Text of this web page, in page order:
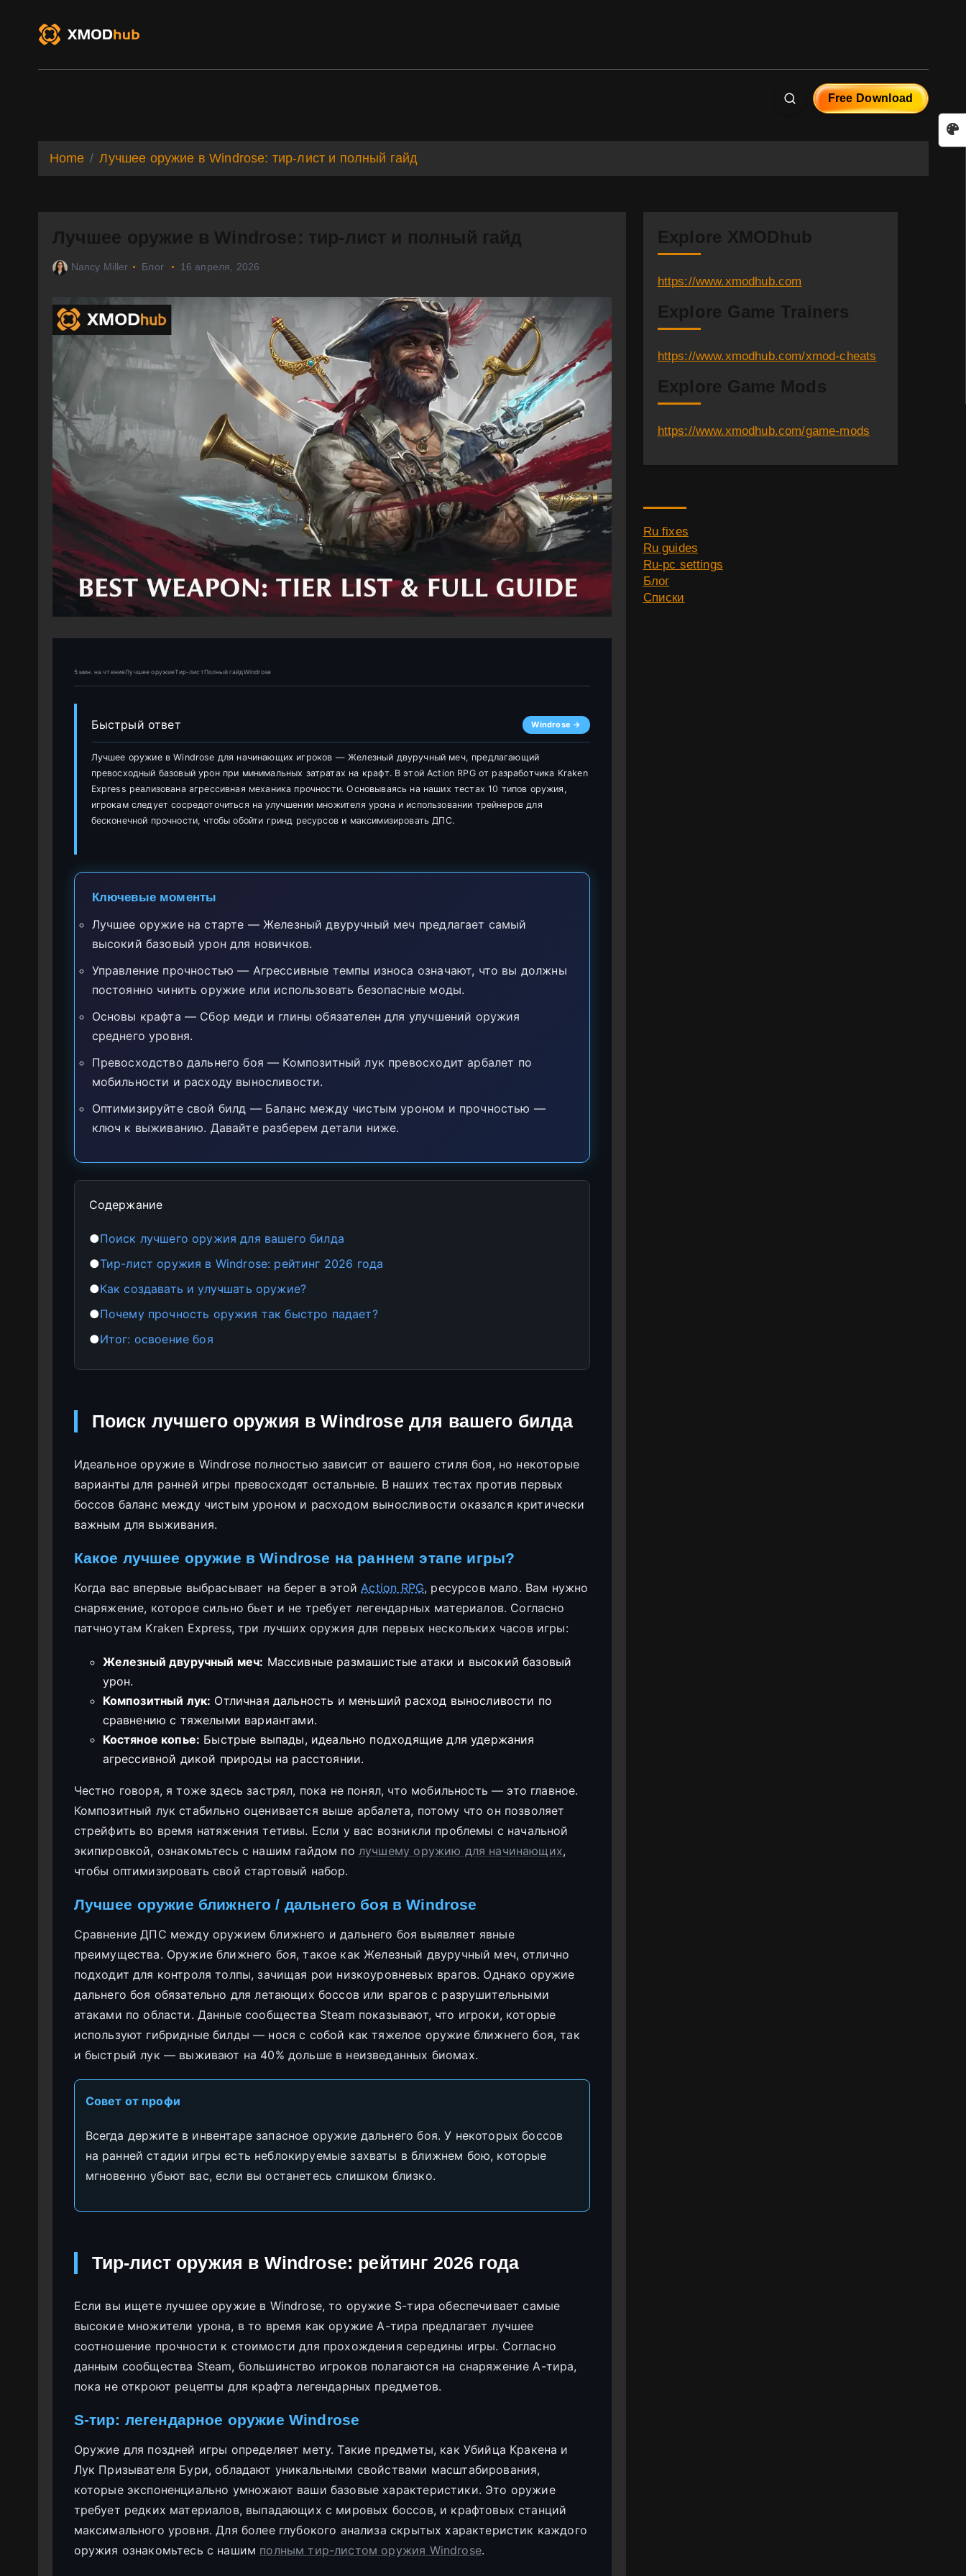
Free Download
Home Лучшее оружие в Windrose: тир-лист и полный гайд
Лучшее оружие в Windrose: тир-лист и полный гайд
Nancy Miller Блог 16 апреля, 2026
5 мин. на чтениеЛучшее оружиеТир-листПолный гайдWindrose
Быстрый ответ Windrose →
Лучшее оружие в Windrose для начинающих игроков — Железный двуручный меч, предлагающий
превосходный базовый урон при минимальных затратах на крафт. В этой Action RPG от разработчика Kraken
Express реализована агрессивная механика прочности. Основываясь на наших тестах 10 типов оружия,
игрокам следует сосредоточиться на улучшении множителя урона и использовании трейнеров для
бесконечной прочности, чтобы обойти гринд ресурсов и максимизировать ДПС.
Ключевые моменты
Лучшее оружие на старте — Железный двуручный меч предлагает самый
высокий базовый урон для новичков.
Управление прочностью — Агрессивные темпы износа означают, что вы должны
постоянно чинить оружие или использовать безопасные моды.
Основы крафта — Сбор меди и глины обязателен для улучшений оружия
среднего уровня.
Превосходство дальнего боя — Композитный лук превосходит арбалет по
мобильности и расходу выносливости.
Оптимизируйте свой билд — Баланс между чистым уроном и прочностью —
ключ к выживанию. Давайте разберем детали ниже.
Содержание
●Поиск лучшего оружия для вашего билда
●Тир-лист оружия в Windrose: рейтинг 2026 года
●Как создавать и улучшать оружие?
●Почему прочность оружия так быстро падает?
●Итог: освоение боя
Поиск лучшего оружия в Windrose для вашего билда
Идеальное оружие в Windrose полностью зависит от вашего стиля боя, но некоторые
варианты для ранней игры превосходят остальные. В наших тестах против первых
боссов баланс между чистым уроном и расходом выносливости оказался критически
важным для выживания.
Какое лучшее оружие в Windrose на раннем этапе игры?
Когда вас впервые выбрасывает на берег в этой Action RPG, ресурсов мало. Вам нужно
снаряжение, которое сильно бьет и не требует легендарных материалов. Согласно
патчноутам Kraken Express, три лучших оружия для первых нескольких часов игры:
Железный двуручный меч: Массивные размашистые атаки и высокий базовый
урон.
Композитный лук: Отличная дальность и меньший расход выносливости по
сравнению с тяжелыми вариантами.
Костяное копье: Быстрые выпады, идеально подходящие для удержания
агрессивной дикой природы на расстоянии.
Честно говоря, я тоже здесь застрял, пока не понял, что мобильность — это главное.
Композитный лук стабильно оценивается выше арбалета, потому что он позволяет
стрейфить во время натяжения тетивы. Если у вас возникли проблемы с начальной
экипировкой, ознакомьтесь с нашим гайдом по лучшему оружию для начинающих,
чтобы оптимизировать свой стартовый набор.
Лучшее оружие ближнего / дальнего боя в Windrose
Сравнение ДПС между оружием ближнего и дальнего боя выявляет явные
преимущества. Оружие ближнего боя, такое как Железный двуручный меч, отлично
подходит для контроля толпы, зачищая рои низкоуровневых врагов. Однако оружие
дальнего боя обязательно для летающих боссов или врагов с разрушительными
атаками по области. Данные сообщества Steam показывают, что игроки, которые
используют гибридные билды — нося с собой как тяжелое оружие ближнего боя, так
и быстрый лук — выживают на 40% дольше в неизведанных биомах.
Совет от профи
Всегда держите в инвентаре запасное оружие дальнего боя. У некоторых боссов
на ранней стадии игры есть неблокируемые захваты в ближнем бою, которые
мгновенно убьют вас, если вы останетесь слишком близко.
Тир-лист оружия в Windrose: рейтинг 2026 года
Если вы ищете лучшее оружие в Windrose, то оружие S-тира обеспечивает самые
высокие множители урона, в то время как оружие A-тира предлагает лучшее
соотношение прочности к стоимости для прохождения середины игры. Согласно
данным сообщества Steam, большинство игроков полагаются на снаряжение A-тира,
пока не откроют рецепты для крафта легендарных предметов.
S-тир: легендарное оружие Windrose
Оружие для поздней игры определяет мету. Такие предметы, как Убийца Кракена и
Лук Призывателя Бури, обладают уникальными свойствами масштабирования,
которые экспоненциально умножают ваши базовые характеристики. Это оружие
требует редких материалов, выпадающих с мировых боссов, и крафтовых станций
максимального уровня. Для более глубокого анализа скрытых характеристик каждого
оружия ознакомьтесь с нашим полным тир-листом оружия Windrose.
Explore XMODhub
https://www.xmodhub.com
Explore Game Trainers
https://www.xmodhub.com/xmod-cheats
Explore Game Mods
https://www.xmodhub.com/game-mods
Ru fixes
Ru guides
Ru-pc settings
Блог
Списки